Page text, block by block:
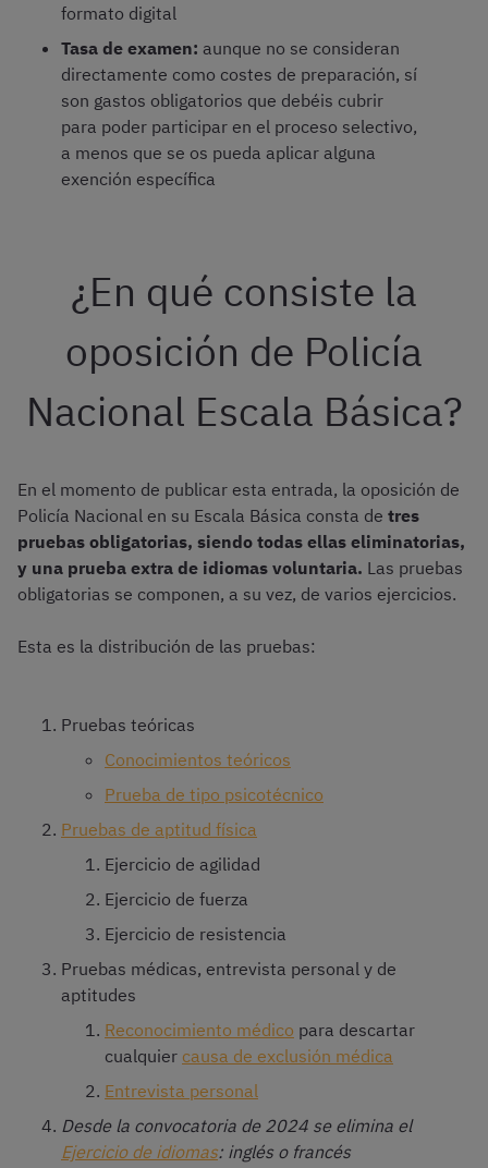
formato digital
Tasa de examen: aunque no se consideran
directamente como costes de preparación, sí
son gastos obligatorios que debéis cubrir
para poder participar en el proceso selectivo,
a menos que se os pueda aplicar alguna
exención específica
¿En qué consiste la
oposición de Policía
Nacional Escala Básica?
En el momento de publicar esta entrada, la oposición de
Policía Nacional en su Escala Básica consta de tres
pruebas obligatorias, siendo todas ellas eliminatorias,
y una prueba extra de idiomas voluntaria. Las pruebas
obligatorias se componen, a su vez, de varios ejercicios.
Esta es la distribución de las pruebas:
Pruebas teóricas
Conocimientos teóricos
Prueba de tipo psicotécnico
Pruebas de aptitud física
Ejercicio de agilidad
Ejercicio de fuerza
Ejercicio de resistencia
Pruebas médicas, entrevista personal y de
aptitudes
Reconocimiento médico para descartar
cualquier causa de exclusión médica
Entrevista personal
Desde la convocatoria de 2024 se elimina el
Ejercicio de idiomas: inglés o francés